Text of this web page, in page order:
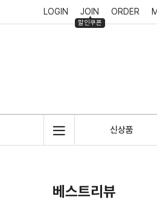
LOGIN JOIN
할인쿠폰
ORDER
신상품
베스트리뷰